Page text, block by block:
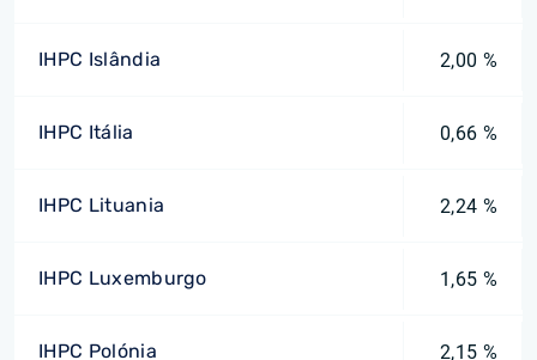
IHPC Islândia 2,00 %
IHPC Itália 0,66 %
IHPC Lituania 2,24 %
IHPC Luxemburgo 1,65 %
IHPC Polónia 2,15 %